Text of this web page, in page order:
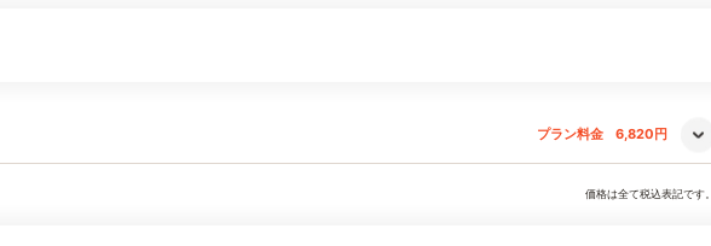
プラン料金 6,820円
価格は全て税込表記です。